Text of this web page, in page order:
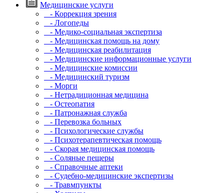
Медицинские услуги
- Коррекция зрения
- Логопеды
- Медико-социальная экспертиза
- Медицинская помощь на дому
- Медицинская реабилитация
- Медицинские информационные услуги
- Медицинские комиссии
- Медицинский туризм
- Морги
- Нетрадиционная медицина
- Остеопатия
- Патронажная служба
- Перевозка больных
- Психологические службы
- Психотерапевтическая помощь
- Скорая медицинская помощь
- Соляные пещеры
- Справочные аптеки
- Судебно-медицинские экспертизы
- Травмпункты